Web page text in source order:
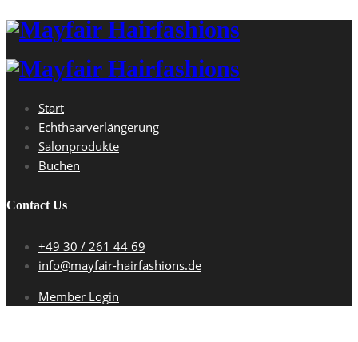
Start
Echthaarverlängerung
Salonprodukte
Buchen
Contact Us
+49 30 / 261 44 69
info@mayfair-hairfashions.de
Member Login